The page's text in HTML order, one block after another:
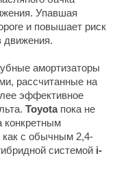
Упавшая
и повышает риск
движения.
амортизаторы
рассчитанные на
эффективное
Toyotaпока не
конкретным
как с обычным 2,4-
системой i-